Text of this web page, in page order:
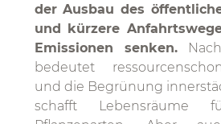
der Ausbau des
und kürzere
Emissionen senken.
bedeutet
und die Begrünung
schafft Lebensräume